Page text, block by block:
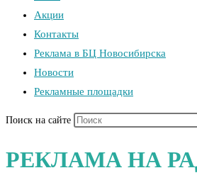
Акции
Контакты
Реклама в БЦ Новосибирска
Новости
Рекламные площадки
Поиск на сайте
РЕКЛАМА НА